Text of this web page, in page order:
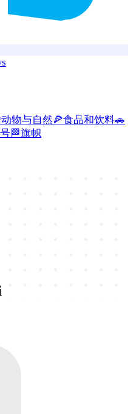
动物与自然🍕食品和饮料🚗
🏁旗帜